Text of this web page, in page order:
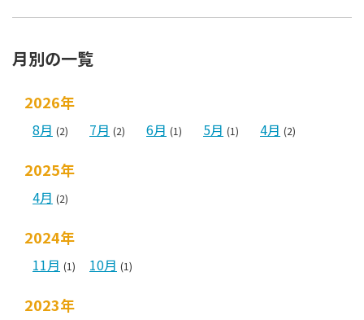
月別の一覧
2026年
8月 (2) 7月 (2) 6月 (1) 5月 (1) 4月 (2)
2025年
4月 (2)
2024年
11月 (1) 10月 (1)
2023年